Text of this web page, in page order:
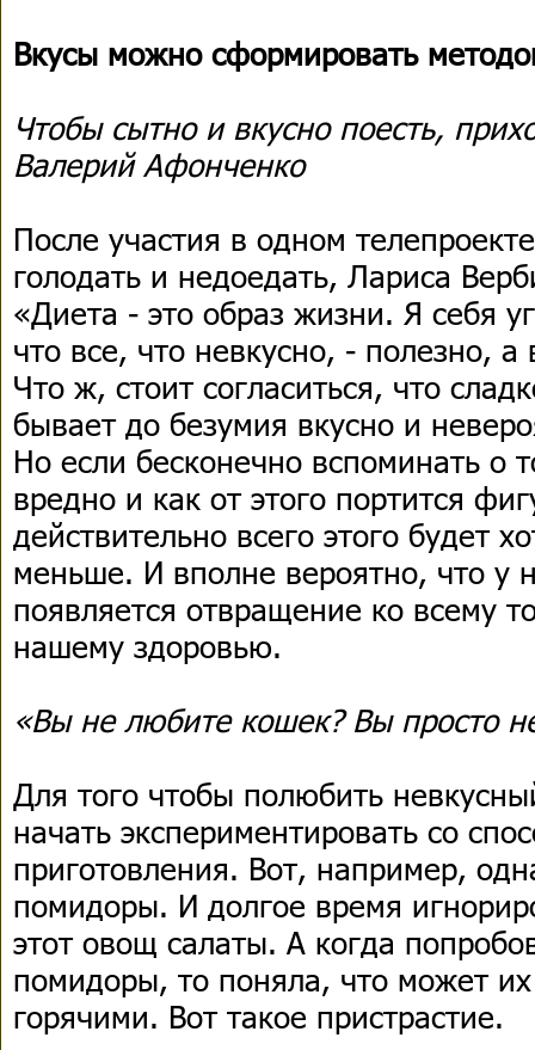
Вкусы можно сформировать
Чтобы сытно и вкусно поесть,
Валерий Афонченко
После участия в одном
голодать и недоедать, Лариса
«Диета - это образ жизни. Я себя
что все, что невкусно, - полезно,
Что ж, стоит согласиться, что
бывает до безумия вкусно и
Но если бесконечно вспоминать о
вредно и как от этого портится
действительно всего этого будет
меньше. И вполне вероятно, что у
появляется отвращение ко всему
нашему здоровью.
«Вы не любите кошек? Вы просто
Для того чтобы полюбить
начать экспериментировать со
приготовления. Вот, например,
помидоры. И долгое время
этот овощ салаты. А когда
помидоры, то поняла, что может их
горячими. Вот такое пристрастие.